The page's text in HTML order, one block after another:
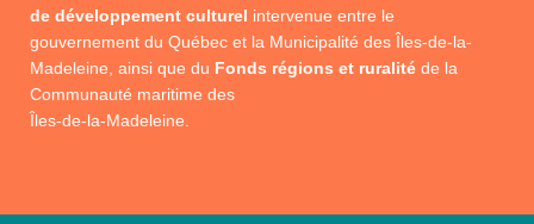
de développement culturel intervenue entre le
gouvernement du Québec et la Municipalité des Îles-de-la-
Madeleine, ainsi que du Fonds régions et ruralité de la
Communauté maritime des
Îles-de-la-Madeleine.